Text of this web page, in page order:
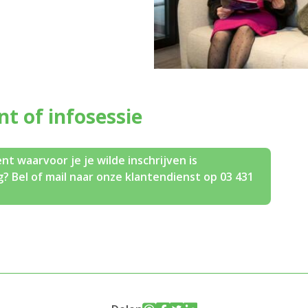
of infosessie
waarvoor je je wilde inschrijven is
Bel of mail naar onze klantendienst op 03 431